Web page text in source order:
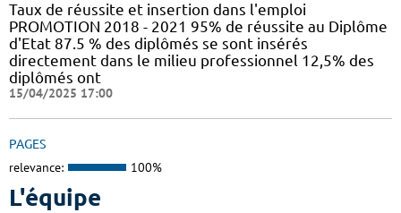
Taux de réussite et insertion dans l'emploi
PROMOTION 2018 - 2021 95% de réussite au Diplôme
d'Etat 87.5 % des diplômés se sont insérés
directement dans le milieu professionnel 12,5% des
diplômés ont
15/04/2025 17:00
PAGES
relevance: 100%
L'équipe